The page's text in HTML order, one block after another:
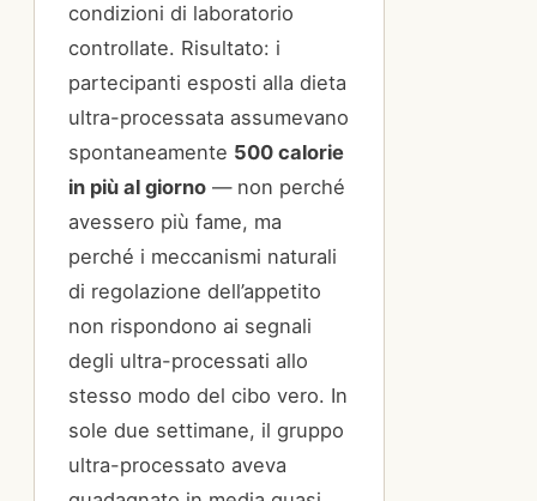
condizioni di laboratorio
controllate. Risultato: i
partecipanti esposti alla dieta
ultra-processata assumevano
spontaneamente 500 calorie
in più al giorno — non perché
avessero più fame, ma
perché i meccanismi naturali
di regolazione dell’appetito
non rispondono ai segnali
degli ultra-processati allo
stesso modo del cibo vero. In
sole due settimane, il gruppo
ultra-processato aveva